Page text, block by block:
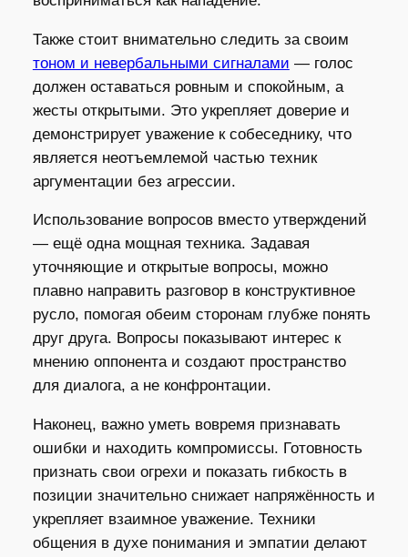
Также стоит внимательно следить за своим
тоном и невербальными сигналами — голос
должен оставаться ровным и спокойным, а
жесты открытыми. Это укрепляет доверие и
демонстрирует уважение к собеседнику, что
является неотъемлемой частью техник
аргументации без агрессии.
Использование вопросов вместо утверждений
— ещё одна мощная техника. Задавая
уточняющие и открытые вопросы, можно
плавно направить разговор в конструктивное
русло, помогая обеим сторонам глубже понять
друг друга. Вопросы показывают интерес к
мнению оппонента и создают пространство
для диалога, а не конфронтации.
Наконец, важно уметь вовремя признавать
ошибки и находить компромиссы. Готовность
признать свои огрехи и показать гибкость в
позиции значительно снижает напряжённость и
укрепляет взаимное уважение. Техники
общения в духе понимания и эмпатии делают